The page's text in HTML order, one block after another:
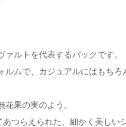
ルトを代表するバックです。
ムで、カジュアルにはもち
果の実のよう。
つらえられた、細かく美しい